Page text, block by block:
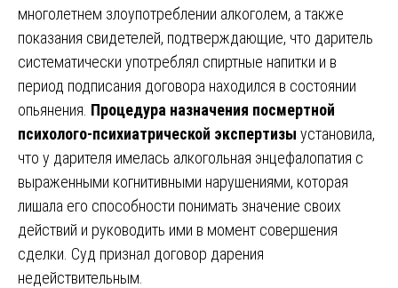
многолетнем злоупотреблении алкоголем, а также
показания свидетелей, подтверждающие, что даритель
систематически употреблял спиртные напитки и в
период подписания договора находился в состоянии
опьянения. Процедура назначения посмертной
психолого-психиатрической экспертизы установила,
что у дарителя имелась алкогольная энцефалопатия с
выраженными когнитивными нарушениями, которая
лишала его способности понимать значение своих
действий и руководить ими в момент совершения
сделки. Суд признал договор дарения
недействительным.